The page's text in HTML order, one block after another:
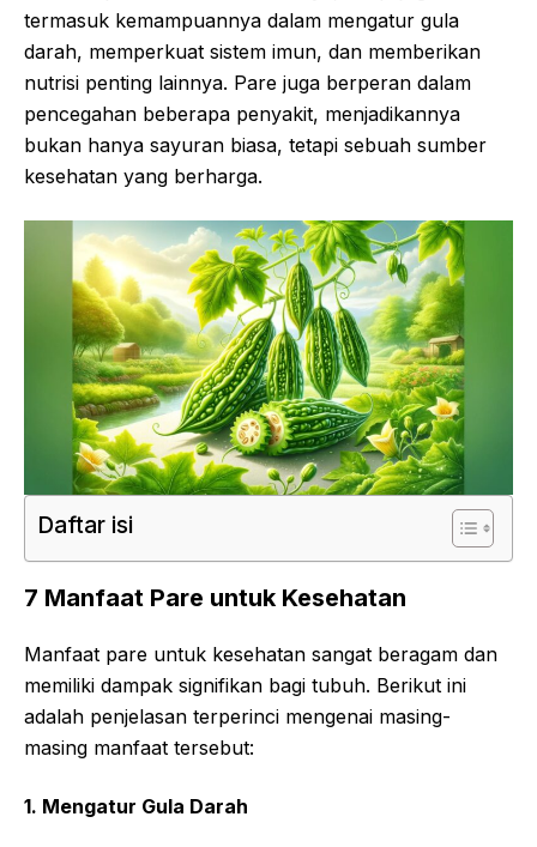
termasuk kemampuannya dalam mengatur gula
darah, memperkuat sistem imun, dan memberikan
nutrisi penting lainnya. Pare juga berperan dalam
pencegahan beberapa penyakit, menjadikannya
bukan hanya sayuran biasa, tetapi sebuah sumber
kesehatan yang berharga.
Daftar isi
7 Manfaat Pare untuk Kesehatan
Manfaat pare untuk kesehatan sangat beragam dan
memiliki dampak signifikan bagi tubuh. Berikut ini
adalah penjelasan terperinci mengenai masing-
masing manfaat tersebut:
1. Mengatur Gula Darah